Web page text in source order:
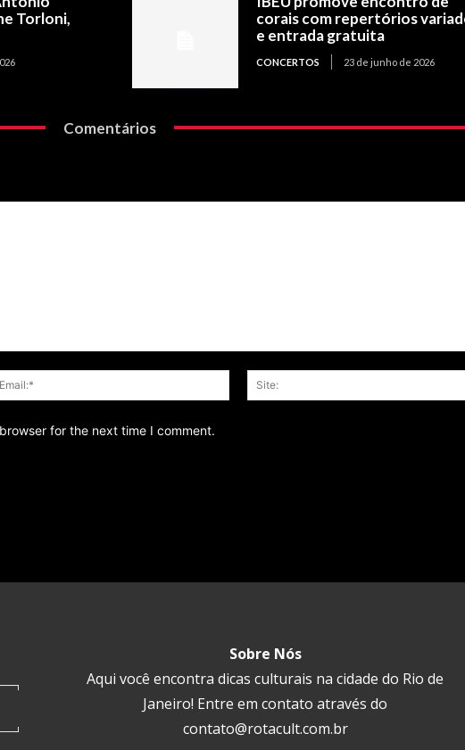
Torloni,
corais com repertórios
e entrada gratuita
CONCERTOS 23 de junho de 2026
Comentários
Email:*
for the next time I comment.
Sobre Nós
Aqui você encontra dicas culturais na cidade do Rio de
Janeiro! Entre em contato através do
contato@rotacult.com.br